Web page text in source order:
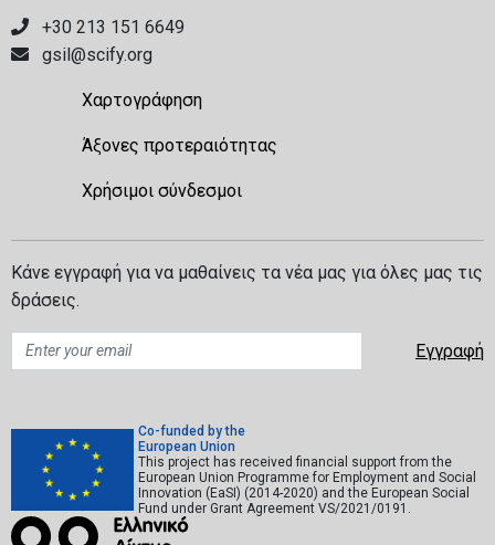
+30 213 151 6649
gsil@scify.org
Χαρτογράφηση
Άξονες προτεραιότητας
Χρήσιμοι σύνδεσμοι
Κάνε εγγραφή για να μαθαίνεις τα νέα μας για όλες μας τις
δράσεις.
Co-funded by the
European Union
This project has received financial support from the
European Union Programme for Employment and Social
Innovation (EaSI) (2014-2020) and the European Social
Fund under Grant Agreement VS/2021/0191.